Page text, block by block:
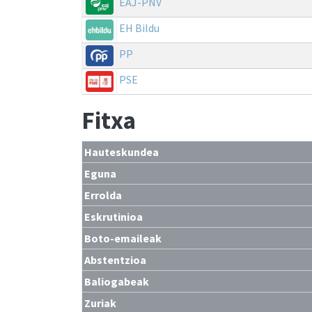
EH Bildu
PP
PSE
Fitxa
Hauteskundea
Eguna
Errolda
Eskrutinioa
Boto-emaileak
Abstentzioa
Baliogabeak
Zuriak